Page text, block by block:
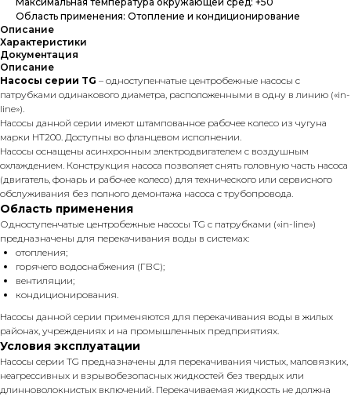
Область применения: Отопление и кондиционирование
Описание
Характеристики
Документация
Описание
Насосы серии TG – одноступенчатые центробежные насосы с
патрубками одинакового диаметра, расположенными в одну в линию («in-
line»).
Насосы данной серии имеют штампованное рабочее колесо из чугуна
марки НТ200. Доступны во фланцевом исполнении.
Насосы оснащены асинхронным электродвигателем с воздушным
охлаждением. Конструкция насоса позволяет снять головную часть насоса
(двигатель, фонарь и рабочее колесо) для технического или сервисного
обслуживания без полного демонтажа насоса с трубопровода.
Область применения
Одноступенчатые центробежные насосы TG с патрубками («in-line»)
предназначены для перекачивания воды в системах:
отопления;
горячего водоснабжения (ГВС);
вентиляции;
кондиционирования.
Насосы данной серии применяются для перекачивания воды в жилых
районах, учреждениях и на промышленных предприятиях.
Условия эксплуатации
Насосы серии TG предназначены для перекачивания чистых, маловязких,
неагрессивных и взрывобезопасных жидкостей без твердых или
длинноволокнистых включений. Перекачиваемая жидкость не должна